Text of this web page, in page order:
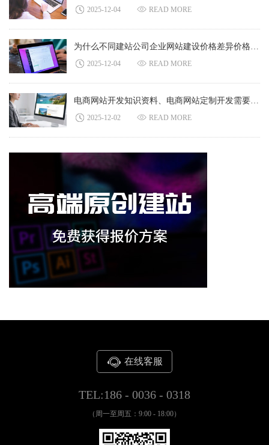
2025-12-04 READ MORE
2025-12-04 READ MORE
2025-12-02 READ MORE
在线客服
TEL:186 - 0036 - 0318
（周一至周五：9:00 - 18:00）